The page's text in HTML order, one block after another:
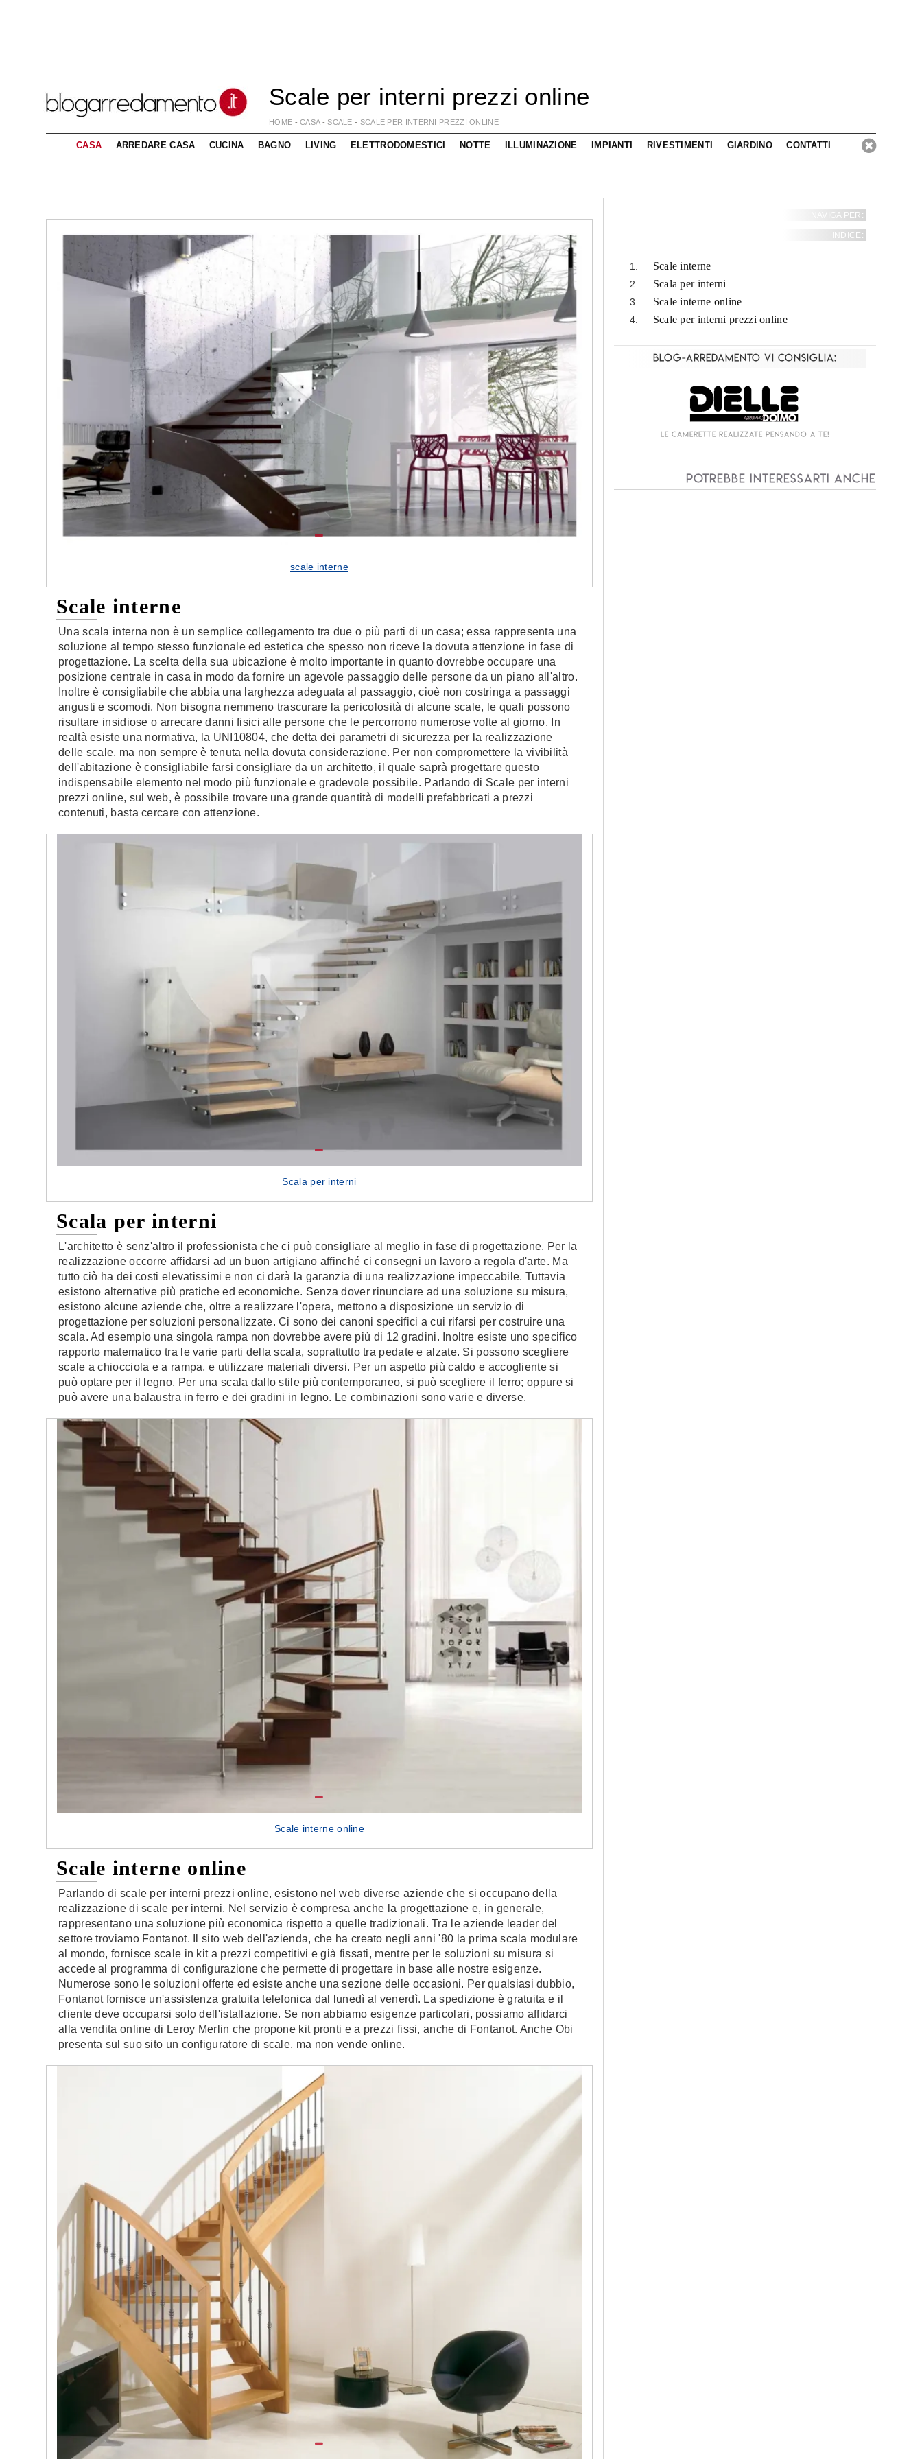
Scale per interni prezzi online
HOME -CASA-SCALE - SCALE PER INTERNI PREZZI ONLINE
CASA ARREDARE CASA CUCINA BAGNO LIVING ELETTRODOMESTICI NOTTE ILLUMINAZIONE IMPIANTI RIVESTIMENTI GIARDINO CONTATTI
scale interne
Scale interne
Una scala interna non è un semplice collegamento tra due o più parti di un casa; essa rappresenta una
soluzione al tempo stesso funzionale ed estetica che spesso non riceve la dovuta attenzione in fase di
progettazione. La scelta della sua ubicazione è molto importante in quanto dovrebbe occupare una
posizione centrale in casa in modo da fornire un agevole passaggio delle persone da un piano all'altro.
Inoltre è consigliabile che abbia una larghezza adeguata al passaggio, cioè non costringa a passaggi
angusti e scomodi. Non bisogna nemmeno trascurare la pericolosità di alcune scale, le quali possono
risultare insidiose o arrecare danni fisici alle persone che le percorrono numerose volte al giorno. In
realtà esiste una normativa, la UNI10804, che detta dei parametri di sicurezza per la realizzazione
delle scale, ma non sempre è tenuta nella dovuta considerazione. Per non compromettere la vivibilità
dell'abitazione è consigliabile farsi consigliare da un architetto, il quale saprà progettare questo
indispensabile elemento nel modo più funzionale e gradevole possibile. Parlando di Scale per interni
prezzi online, sul web, è possibile trovare una grande quantità di modelli prefabbricati a prezzi
contenuti, basta cercare con attenzione.
Scala per interni
Scala per interni
L'architetto è senz'altro il professionista che ci può consigliare al meglio in fase di progettazione. Per la
realizzazione occorre affidarsi ad un buon artigiano affinché ci consegni un lavoro a regola d'arte. Ma
tutto ciò ha dei costi elevatissimi e non ci darà la garanzia di una realizzazione impeccabile. Tuttavia
esistono alternative più pratiche ed economiche. Senza dover rinunciare ad una soluzione su misura,
esistono alcune aziende che, oltre a realizzare l'opera, mettono a disposizione un servizio di
progettazione per soluzioni personalizzate. Ci sono dei canoni specifici a cui rifarsi per costruire una
scala. Ad esempio una singola rampa non dovrebbe avere più di 12 gradini. Inoltre esiste uno specifico
rapporto matematico tra le varie parti della scala, soprattutto tra pedate e alzate. Si possono scegliere
scale a chiocciola e a rampa, e utilizzare materiali diversi. Per un aspetto più caldo e accogliente si
può optare per il legno. Per una scala dallo stile più contemporaneo, si può scegliere il ferro; oppure si
può avere una balaustra in ferro e dei gradini in legno. Le combinazioni sono varie e diverse.
Scale interne online
Scale interne online
Parlando di scale per interni prezzi online, esistono nel web diverse aziende che si occupano della
realizzazione di scale per interni. Nel servizio è compresa anche la progettazione e, in generale,
rappresentano una soluzione più economica rispetto a quelle tradizionali. Tra le aziende leader del
settore troviamo Fontanot. Il sito web dell'azienda, che ha creato negli anni '80 la prima scala modulare
al mondo, fornisce scale in kit a prezzi competitivi e già fissati, mentre per le soluzioni su misura si
accede al programma di configurazione che permette di progettare in base alle nostre esigenze.
Numerose sono le soluzioni offerte ed esiste anche una sezione delle occasioni. Per qualsiasi dubbio,
Fontanot fornisce un'assistenza gratuita telefonica dal lunedì al venerdì. La spedizione è gratuita e il
cliente deve occuparsi solo dell'istallazione. Se non abbiamo esigenze particolari, possiamo affidarci
alla vendita online di Leroy Merlin che propone kit pronti e a prezzi fissi, anche di Fontanot. Anche Obi
presenta sul suo sito un configuratore di scale, ma non vende online.
NAVIGA PER:
INDICE:
Scale interne
Scala per interni
Scale interne online
Scale per interni prezzi online
Blog-Arredamento vi consiglia:
Cappe cucina dal design innovativo
Le camerette realizzate pensando a te!
Potrebbe interessarti anche